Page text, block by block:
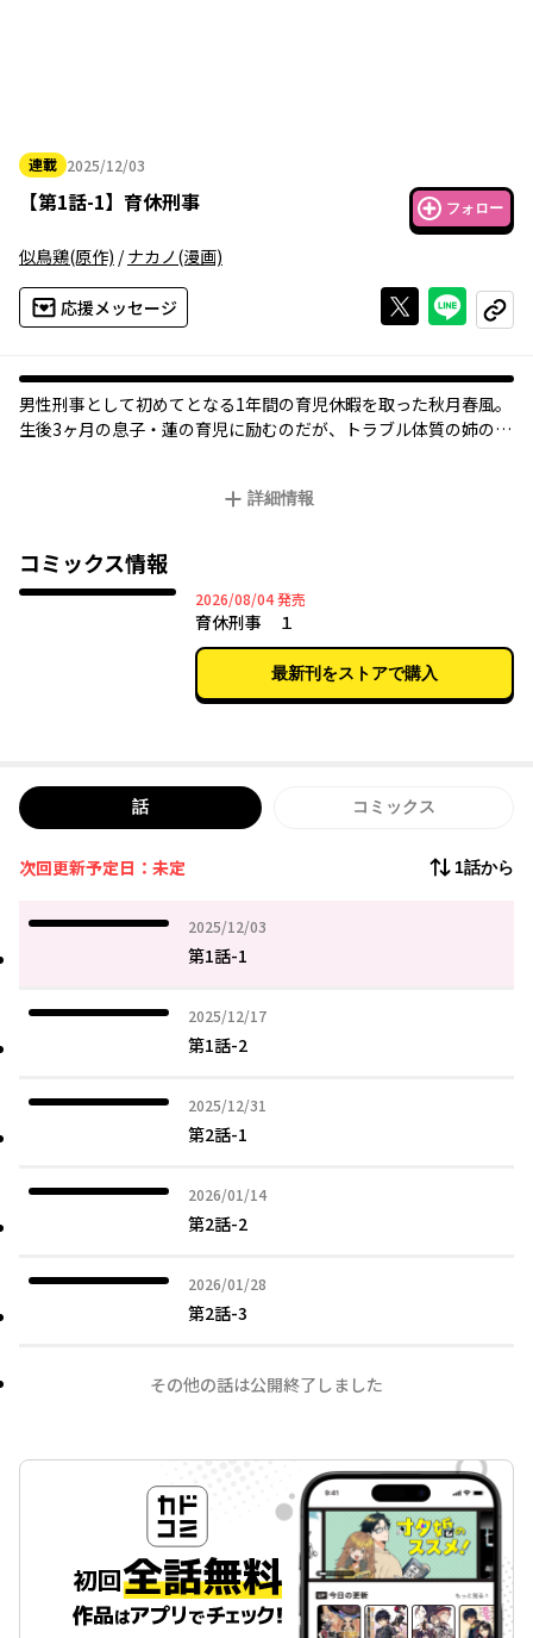
連載 2025/12/03
2025年12月03日
【第1話-1】 育休刑事 フォロー
似鳥鶏(原作) /ナカノ (漫画)
応援メッセージ Xで投稿する
ライン
コピー
男性刑事として初めてとなる1年間の育児休暇を取った秋月春風。
生後3ヶ月の息子・蓮の育児に励むのだが、トラブル体質の姉のせ
詳細情報
コミックス情報
2026/08/042026年08月04日
発売
育休刑事 １
最新刊をストアで購入
話 コミックス
次回更新予定日：未定 1話から
2025/12/03
2025年12月03日
第1話-1
2025/12/17
2025年12月17日
第1話-2
2025/12/31
2025年12月31日
第2話-1
2026/01/14
2026年01月14日
第2話-2
2026/01/28
2026年01月28日
第2話-3
その他の話は公開終了しました